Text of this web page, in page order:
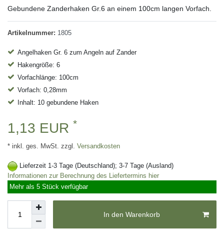
Gebundene Zanderhaken Gr.6 an einem 100cm langen Vorfach.
Artikelnummer: 1805
Angelhaken Gr. 6 zum Angeln auf Zander
Hakengröße: 6
Vorfachlänge: 100cm
Vorfach: 0,28mm
Inhalt: 10 gebundene Haken
1,13 EUR *
* inkl. ges. MwSt. zzgl. Versandkosten
Lieferzeit 1-3 Tage (Deutschland); 3-7 Tage (Ausland)
Informationen zur Berechnung des Liefertermins hier
Mehr als 5 Stück verfügbar
In den Warenkorb